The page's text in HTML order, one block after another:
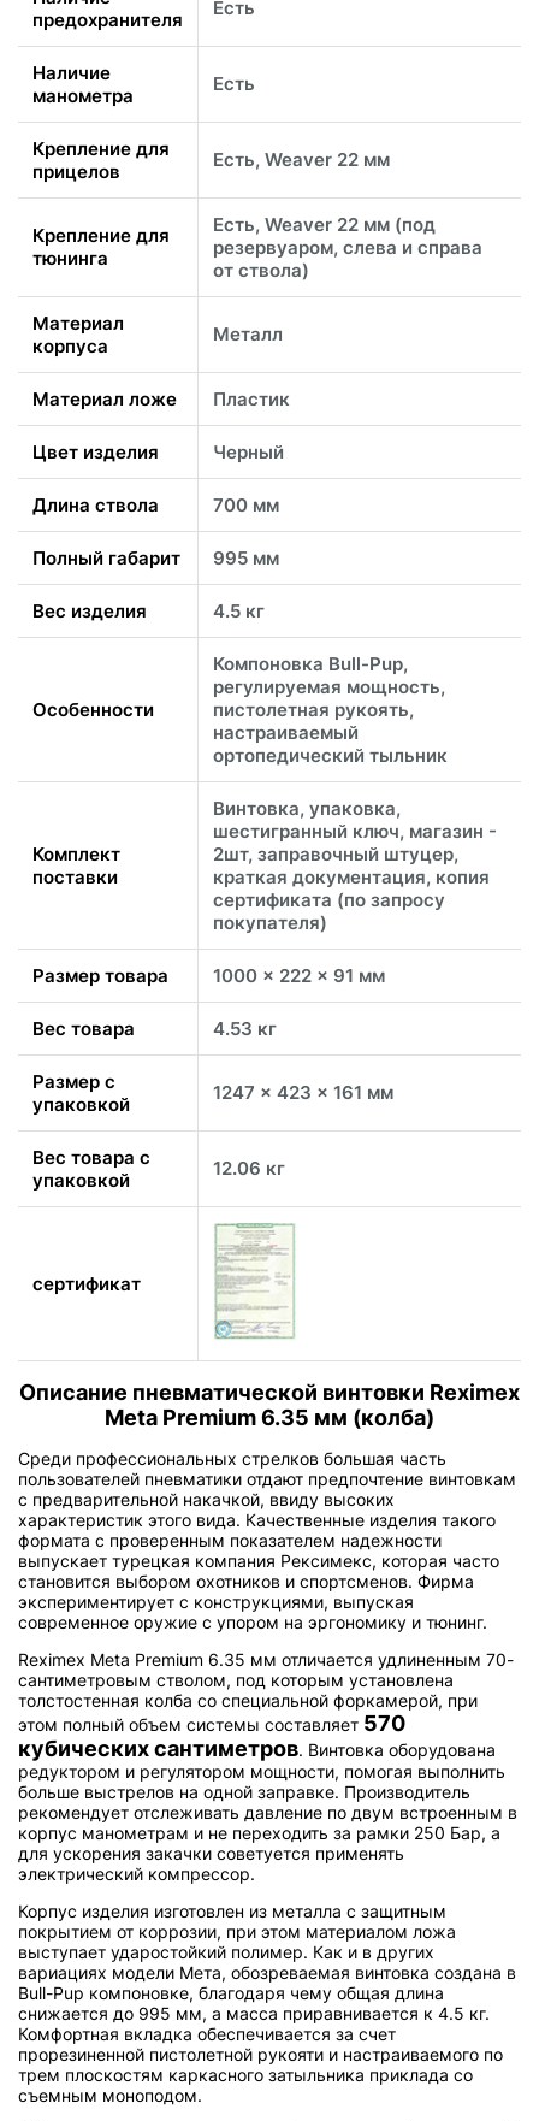
предохранителя
Есть
Наличие
манометра
Есть
Крепление для
прицелов
Есть, Weaver 22 мм
Крепление для
тюнинга
Есть, Weaver 22 мм (под
резервуаром, слева и справа
от ствола)
Материал
корпуса
Металл
Материал ложе Пластик
Цвет изделия Черный
Длина ствола 700 мм
Полный габарит 995 мм
Вес изделия 4.5 кг
Особенности
Компоновка Bull-Pup,
регулируемая мощность,
пистолетная рукоять,
настраиваемый
ортопедический тыльник
Комплект
поставки
Винтовка, упаковка,
шестигранный ключ, магазин -
2шт, заправочный штуцер,
краткая документация, копия
сертификата (по запросу
покупателя)
Размер товара 1000 x 222 x 91 мм
Вес товара 4.53 кг
Размер с
упаковкой
1247 x 423 x 161 мм
Вес товара с
упаковкой
12.06 кг
сертификат
Описание пневматической винтовки Reximex
Meta Premium 6.35 мм (колба)
Среди профессиональных стрелков большая часть
пользователей пневматики отдают предпочтение винтовкам
с предварительной накачкой, ввиду высоких
характеристик этого вида. Качественные изделия такого
формата с проверенным показателем надежности
выпускает турецкая компания Рексимекс, которая часто
становится выбором охотников и спортсменов. Фирма
экспериментирует с конструкциями, выпуская
современное оружие с упором на эргономику и тюнинг.
Reximex Meta Premium 6.35 мм отличается удлиненным 70-
сантиметровым стволом, под которым установлена
толстостенная колба со специальной форкамерой, при
этом полный объем системы составляет 570
кубических сантиметров. Винтовка оборудована
редуктором и регулятором мощности, помогая выполнить
больше выстрелов на одной заправке. Производитель
рекомендует отслеживать давление по двум встроенным в
корпус манометрам и не переходить за рамки 250 Бар, а
для ускорения закачки советуется применять
электрический компрессор.
Корпус изделия изготовлен из металла с защитным
покрытием от коррозии, при этом материалом ложа
выступает ударостойкий полимер. Как и в других
вариациях модели Мета, обозреваемая винтовка создана в
Bull-Pup компоновке, благодаря чему общая длина
снижается до 995 мм, а масса приравнивается к 4.5 кг.
Комфортная вкладка обеспечивается за счет
прорезиненной пистолетной рукояти и настраиваемого по
трем плоскостям каркасного затыльника приклада со
съемным моноподом.